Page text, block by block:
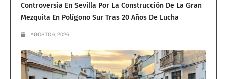
Controversia En Sevilla Por La Construcción De La Gran
Mezquita En Polígono Sur Tras 20 Años De Lucha
AGOSTO 6, 2026